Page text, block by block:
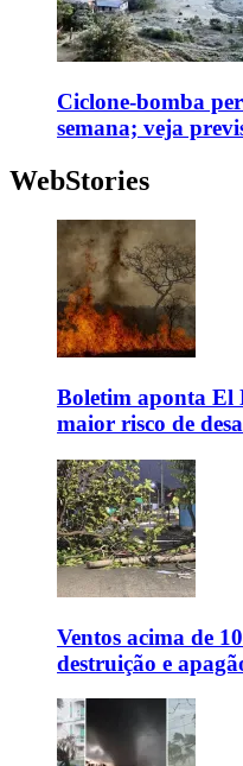
Ciclone-bomba
semana; veja
WebStories
Boletim aponta El
maior risco de
Ventos acima de
destruição e